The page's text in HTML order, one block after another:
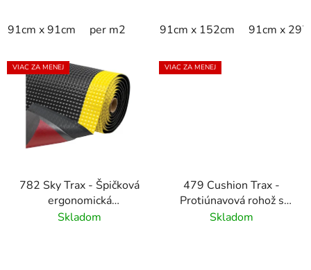
91cm x 91cm per m2 91cm x 152cm 91cm x
VIAC ZA MENEJ
782 Sky Trax - Špičková
ergonomická
protiúnavová rohož -
Skladom
VIAC ZA MENEJ
479 Cushion Trax -
Protiúnavová rohož s
diamantovým vzorom -
Skladom